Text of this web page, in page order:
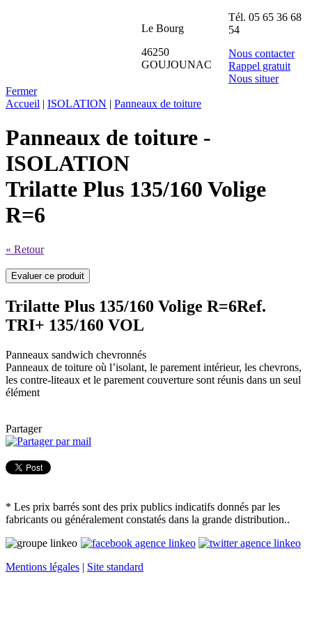
Le Bourg
46250
GOUJOUNAC
Tél. 05 65 36 68
54
Nous contacter
Rappel gratuit
Nous situer
Fermer
Accueil | ISOLATION | Panneaux de toiture
Panneaux de toiture -
ISOLATION
Trilatte Plus 135/160 Volige
R=6
« Retour
Trilatte Plus 135/160 Volige R=6Ref.
TRI+ 135/160 VOL
Panneaux sandwich chevronnés
Panneaux de toiture où l’isolant, le parement intérieur, les chevrons,
les contre-liteaux et le parement couverture sont réunis dans un seul
élément
Partager
* Les prix barrés sont des prix publics indicatifs donnés par les
fabricants ou généralement constatés dans la grande distribution..
Mentions légales | Site standard